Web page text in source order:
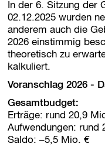
a
t
i
o
n
ü
b
e
r
s
p
r
i
n
In der 6. Sitzung der
02.12.2025 wurden
anderem auch die
2026 einstimmig
theoretisch zu
kalkuliert.
Voranschlag 2026 -
Gesamtbudget:
Erträge: rund 20,9
Aufwendungen: rund
Saldo: –5,5 Mio. €